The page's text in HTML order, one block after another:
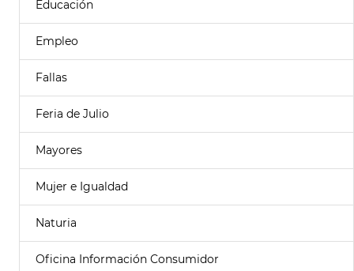
Educación
Empleo
Fallas
Feria de Julio
Mayores
Mujer e Igualdad
Naturia
Oficina Información Consumidor